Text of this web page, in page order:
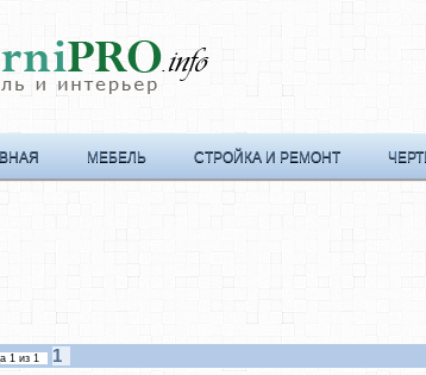
МЕБЕЛЬ СТРОЙКА И РЕМОНТ
1 из 1 1